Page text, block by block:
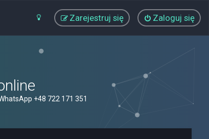
Zaloguj się
Zarejestruj się
+48 722 171 351